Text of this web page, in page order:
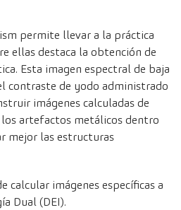
permite llevar a la práctica
ellas destaca la obtención de
Esta imagen espectral de baja
contraste de yodo administrado
imágenes calculadas de
artefactos metálicos dentro
mejor las estructuras
calcular imágenes específicas a
Dual (DEI).